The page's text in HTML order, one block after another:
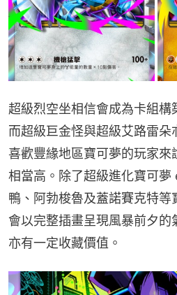
超級烈空坐相信會成為卡組構
而超級巨金怪與超級艾路雷
喜歡豐緣地區寶可夢的玩家來
相當高。除了超級進化寶可夢
鴨、阿勃梭魯及蓋諾賽克特
會以完整插畫呈現風暴前夕的
亦有一定收藏價值。